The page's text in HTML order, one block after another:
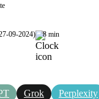
09-2024) 8 min
Grok Perplexity